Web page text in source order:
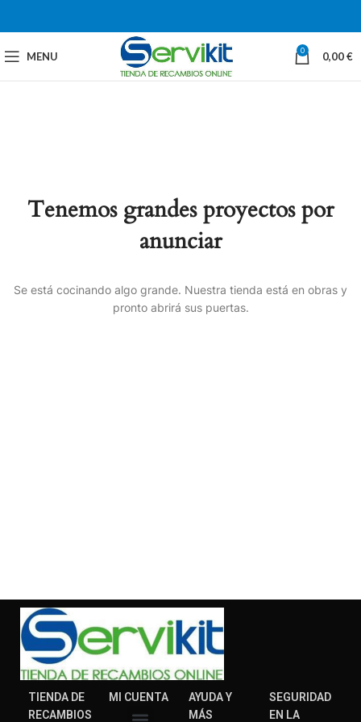
MENU 0 0,00€
Tenemos grandes proyectos por
anunciar
Se está cocinando algo grande. Nuestra tienda está en obras y
pronto abrirá sus puertas.
TIENDA DE
RECAMBIOS
MI CUENTA
AYUDA Y
MÁS
SEGURIDAD
EN LA